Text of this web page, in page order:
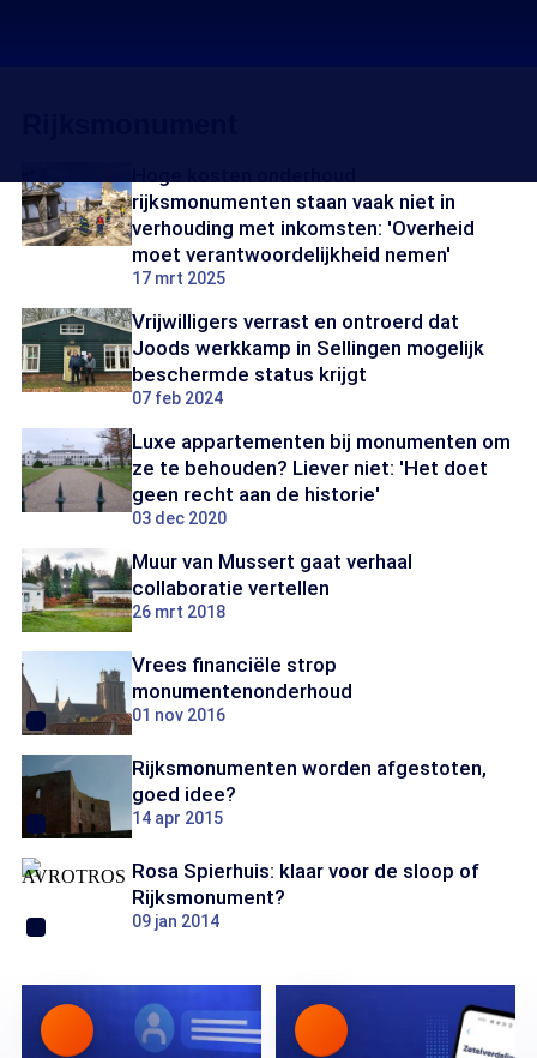
rijksmonumenten staan vaak niet in
verhouding met inkomsten: 'Overheid
moet verantwoordelijkheid nemen'
17 mrt 2025
Vrijwilligers verrast en ontroerd dat
Joods werkkamp in Sellingen mogelijk
beschermde status krijgt
07 feb 2024
Luxe appartementen bij monumenten om
ze te behouden? Liever niet: 'Het doet
geen recht aan de historie'
03 dec 2020
Muur van Mussert gaat verhaal
collaboratie vertellen
26 mrt 2018
Vrees financiële strop
monumentenonderhoud
01 nov 2016
Rijksmonumenten worden afgestoten,
goed idee?
14 apr 2015
Rosa Spierhuis: klaar voor de sloop of
Rijksmonument?
09 jan 2014